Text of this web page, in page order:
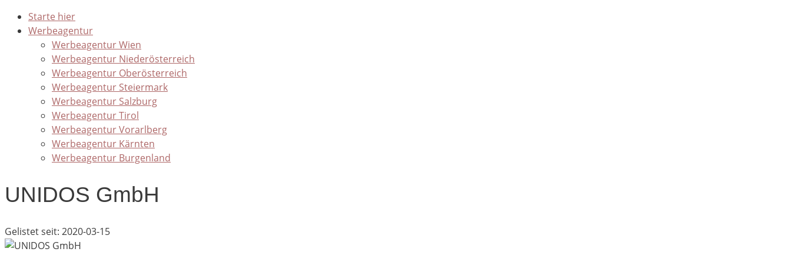
Starte hier
Werbeagentur
Werbeagentur Wien
Werbeagentur Niederösterreich
Werbeagentur Oberösterreich
Werbeagentur Steiermark
Werbeagentur Salzburg
Werbeagentur Tirol
Werbeagentur Vorarlberg
Werbeagentur Kärnten
Werbeagentur Burgenland
UNIDOS GmbH
Gelistet seit: 2020-03-15